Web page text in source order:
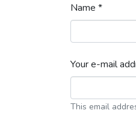
Name *
Your e-mail
This email